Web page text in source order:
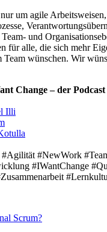
um agile
und
für alle, die sich mehr
wünschen. Wir
Change – der
Illi
#Agilität #NewWork
#IWantChange
Scrum?